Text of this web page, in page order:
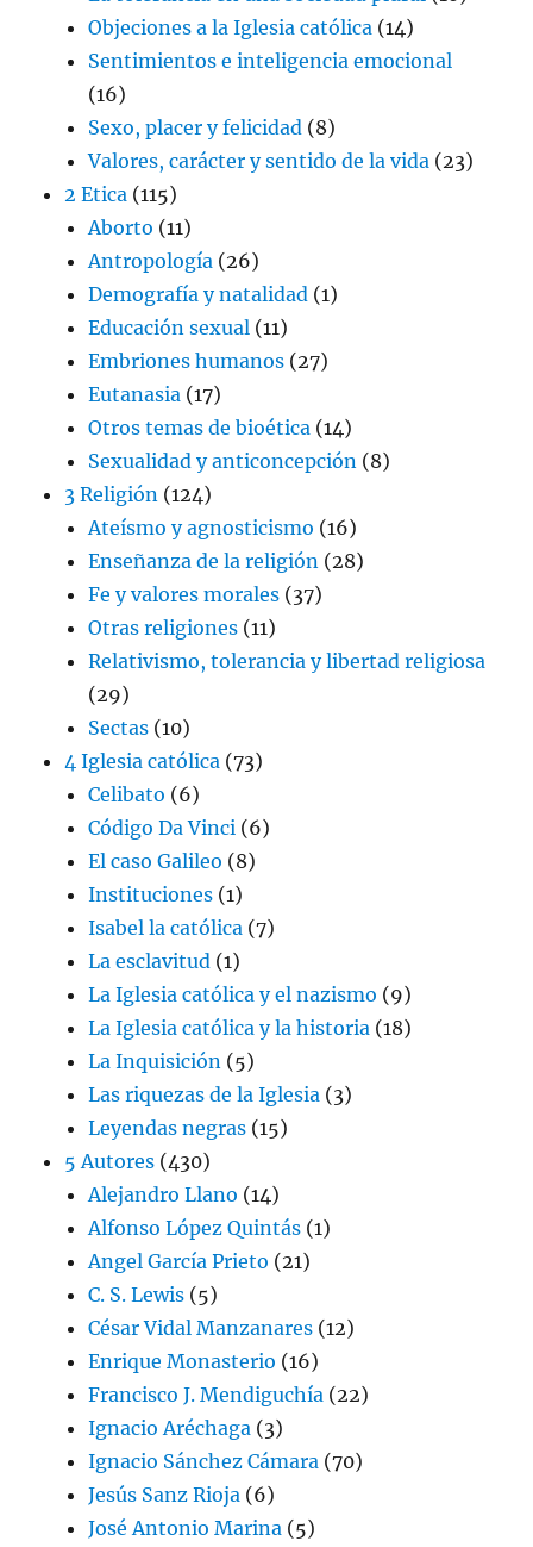
Objeciones a la Iglesia católica (14)
Sentimientos e inteligencia emocional
(16)
Sexo, placer y felicidad (8)
Valores, carácter y sentido de la vida (23)
2 Etica (115)
Aborto (11)
Antropología (26)
Demografía y natalidad (1)
Educación sexual (11)
Embriones humanos (27)
Eutanasia (17)
Otros temas de bioética (14)
Sexualidad y anticoncepción (8)
3 Religión (124)
Ateísmo y agnosticismo (16)
Enseñanza de la religión (28)
Fe y valores morales (37)
Otras religiones (11)
Relativismo, tolerancia y libertad religiosa
(29)
Sectas (10)
4 Iglesia católica (73)
Celibato (6)
Código Da Vinci (6)
El caso Galileo (8)
Instituciones (1)
Isabel la católica (7)
La esclavitud (1)
La Iglesia católica y el nazismo (9)
La Iglesia católica y la historia (18)
La Inquisición (5)
Las riquezas de la Iglesia (3)
Leyendas negras (15)
5 Autores (430)
Alejandro Llano (14)
Alfonso López Quintás (1)
Angel García Prieto (21)
C. S. Lewis (5)
César Vidal Manzanares (12)
Enrique Monasterio (16)
Francisco J. Mendiguchía (22)
Ignacio Aréchaga (3)
Ignacio Sánchez Cámara (70)
Jesús Sanz Rioja (6)
José Antonio Marina (5)